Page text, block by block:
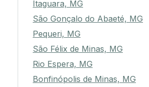
Itaguara, MG
São Gonçalo do Abaeté, MG
Pequeri, MG
São Félix de Minas, MG
Rio Espera, MG
Bonfinópolis de Minas, MG